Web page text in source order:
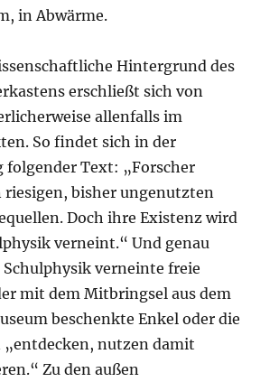
in Abwärme.
Hintergrund des
erschließt sich von
allenfalls im
So findet sich in der
folgender Text: „Forscher
riesigen, bisher ungenutzten
Doch ihre Existenz wird
verneint.“ Und genau
Schulphysik verneinte freie
mit dem Mitbringsel aus dem
beschenkte Enkel oder die
„entdecken, nutzen damit
Zu den außen